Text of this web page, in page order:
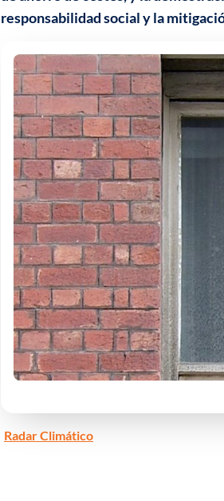
responsabilidad social y la
Radar Climático